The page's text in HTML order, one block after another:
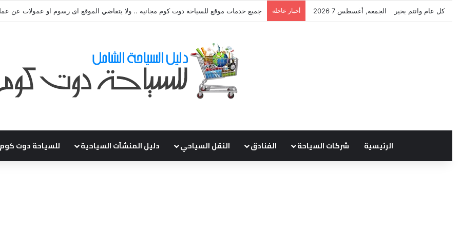
كل عام وانتم بخير الجمعة, أغسطس 7 2026 أخبار عاجلة نتشرف بتلقي طلباتكم و استفسارتكم ... لو عندك سؤال او استفسار ماتدرددش فى طلب
الرئيسية شركات السياحة الفنادق النقل السياحي دليل المنشآت السياحية للسياحة دوت كوم